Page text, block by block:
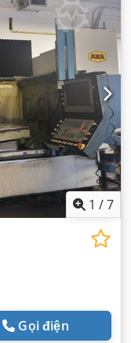
1 /7
Gọi điện